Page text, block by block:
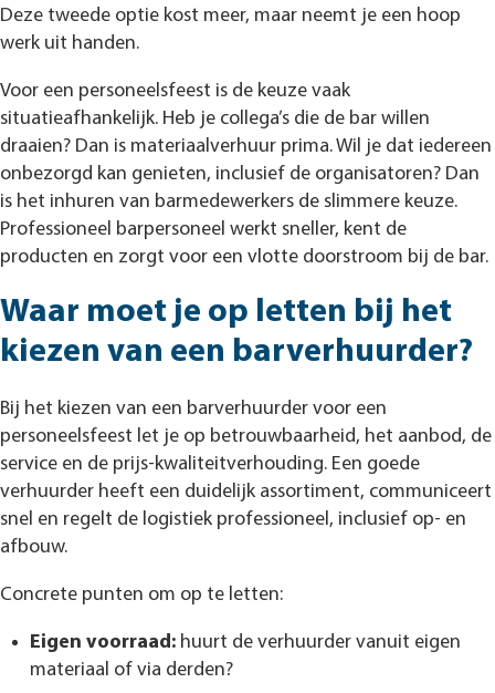
Deze tweede optie kost meer, maar neemt je een hoop
werk uit handen.
Voor een personeelsfeest is de keuze vaak
situatieafhankelijk. Heb je collega’s die de bar willen
draaien? Dan is materiaalverhuur prima. Wil je dat iedereen
onbezorgd kan genieten, inclusief de organisatoren? Dan
is het inhuren van barmedewerkers de slimmere keuze.
Professioneel barpersoneel werkt sneller, kent de
producten en zorgt voor een vlotte doorstroom bij de bar.
Waar moet je op letten bij het
kiezen van een barverhuurder?
Bij het kiezen van een barverhuurder voor een
personeelsfeest let je op betrouwbaarheid, het aanbod, de
service en de prijs-kwaliteitverhouding. Een goede
verhuurder heeft een duidelijk assortiment, communiceert
snel en regelt de logistiek professioneel, inclusief op- en
afbouw.
Concrete punten om op te letten:
Eigen voorraad: huurt de verhuurder vanuit eigen
materiaal of via derden?